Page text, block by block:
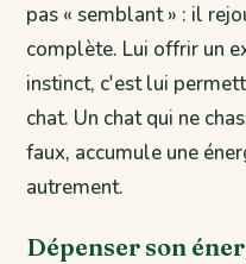
pas « semblant » : il
complète. Lui offrir un
instinct, c'est lui
chat. Un chat qui ne
faux, accumule une
autrement.
Dépenser son